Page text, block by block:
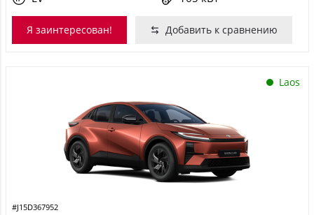
Я заинтересован! Добавить к сравнению
Laos
#J15D367952